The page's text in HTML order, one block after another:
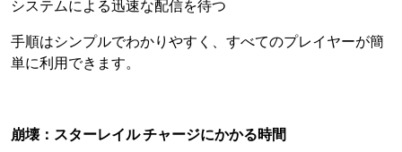
システムによる迅速な配信を待つ
手順はシンプルでわかりやすく、すべてのプレイヤーが簡
単に利用できます。
崩壊：スターレイル チャージにかかる時間